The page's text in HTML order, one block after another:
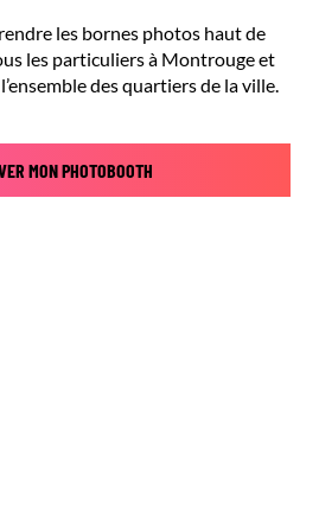
les bornes photos haut de
les particuliers à Montrouge et
des quartiers de la ville.
MON PHOTOBOOTH